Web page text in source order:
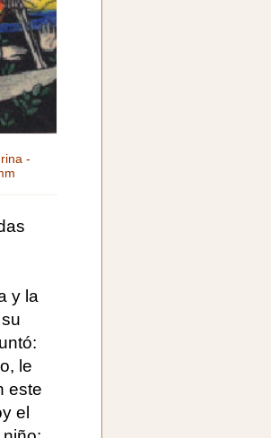
-
y la
le
este
el